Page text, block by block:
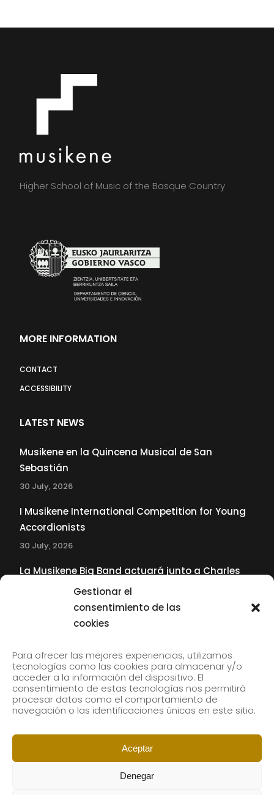
Gestionar el
consentimiento de las
cookies
Para ofrecer las mejores experiencias, utilizamos
tecnologías como las cookies para almacenar y/o
acceder a la información del dispositivo. El
consentimiento de estas tecnologías nos permitirá
procesar datos como el comportamiento de
navegación o las identificaciones únicas en este sitio.
Aceptar
Denegar
Higher School of Music of the Basque Country
MORE INFORMATION
CONTACT
ACCESSIBILITY
LATEST NEWS
Musikene en la Quincena Musical de San
Sebastián
30 July, 2026
I Musikene International Competition for Young
Accordionists
30 July, 2026
La Musikene Big Band actuará junto a Charles
Tolliver en el 61 Jazzaldia
Subscribe to our newsletter to receive our news by
email.